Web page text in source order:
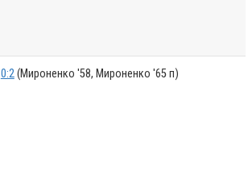
0:2(Мироненко '58, Мироненко '65 п)